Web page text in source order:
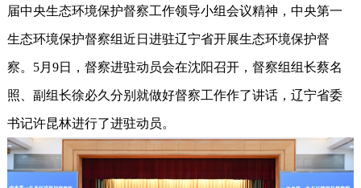
届中央生态环境保护督察工作领导小组会议精神，中央第一
生态环境保护督察组近日进驻辽宁省开展生态环境保护督
察。5月9日，督察进驻动员会在沈阳召开，督察组组长蔡名
照、副组长徐必久分别就做好督察工作作了讲话，辽宁省委
书记许昆林进行了进驻动员。